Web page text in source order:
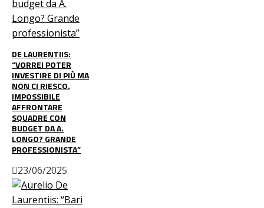
DE LAURENTIIS:
“VORREI POTER
INVESTIRE DI PIÙ MA
NON CI RIESCO.
IMPOSSIBILE
AFFRONTARE
SQUADRE CON
BUDGET DA A.
LONGO? GRANDE
PROFESSIONISTA”
23/06/2025